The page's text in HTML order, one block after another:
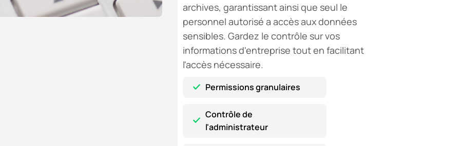
archives, garantissant ainsi que seul le
personnel autorisé a accès aux données
sensibles. Gardez le contrôle sur vos
informations d'entreprise tout en facilitant
l'accès nécessaire.
Permissions granulaires
Contrôle de
l'administrateur